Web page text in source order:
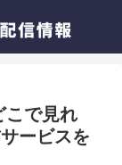
こで見れ
ービスを